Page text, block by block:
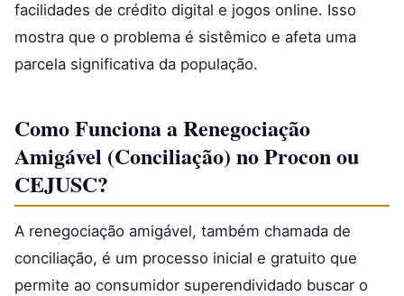
facilidades de crédito digital e jogos online. Isso
mostra que o problema é sistêmico e afeta uma
parcela significativa da população.
Como Funciona a Renegociação
Amigável (Conciliação) no Procon ou
CEJUSC?
A renegociação amigável, também chamada de
conciliação, é um processo inicial e gratuito que
permite ao consumidor superendividado buscar o